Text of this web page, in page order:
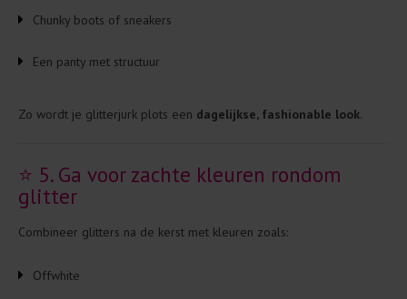
Chunky boots of sneakers
Een panty met structuur
Zo wordt je glitterjurk plots een dagelijkse, fashionable look.
⭐ 5. Ga voor zachte kleuren rondom
glitter
Combineer glitters na de kerst met kleuren zoals:
Offwhite